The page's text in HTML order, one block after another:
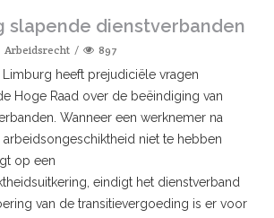
slapende dienstverbanden
Arbeidsrecht 897
Limburg heeft prejudiciële vragen
Hoge Raad over de beëindiging van
Wanneer een werknemer na
arbeidsongeschiktheid niet te hebben
op een
eindigt het dienstverband
van de transitievergoeding is er voor